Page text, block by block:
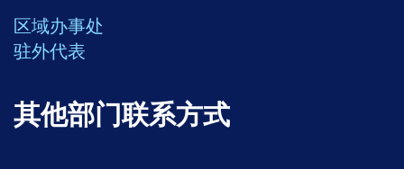
区域办事处
驻外代表
其他部门联系方式